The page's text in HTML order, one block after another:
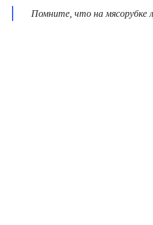
Помните, что на мясорубке